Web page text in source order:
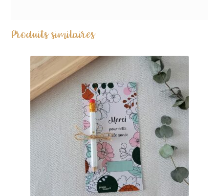
Produits similaires